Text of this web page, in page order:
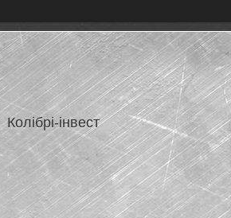
Колібрі-інвест